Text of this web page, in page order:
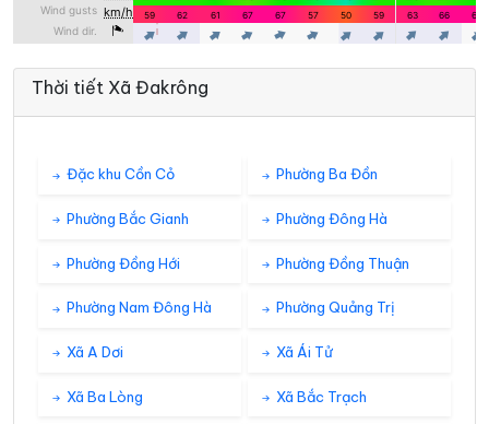
/29°
10:00 29°/31° Mây đen u ám
Thời tiết Xã Đakrông
Đặc khu Cồn Cỏ Phường Ba Đồn
Phường Bắc Gianh Phường Đông Hà
Phường Đồng Hới Phường Đồng Thuận
Phường Nam Đông Hà Phường Quảng Trị
Xã A Dơi Xã Ái Tử
Xã Ba Lòng Xã Bắc Trạch